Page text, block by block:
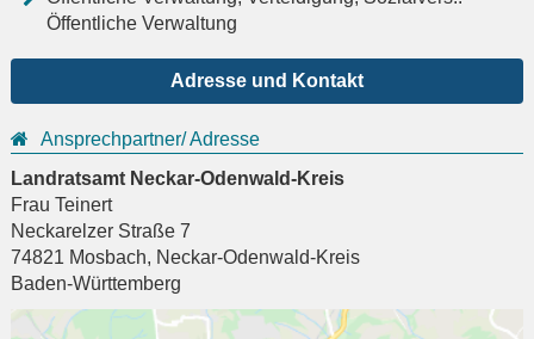
Öffentliche Verwaltung
Adresse und Kontakt
Ansprechpartner/ Adresse
Landratsamt Neckar-Odenwald-Kreis
Frau Teinert
Neckarelzer Straße 7
74821 Mosbach, Neckar-Odenwald-Kreis
Baden-Württemberg